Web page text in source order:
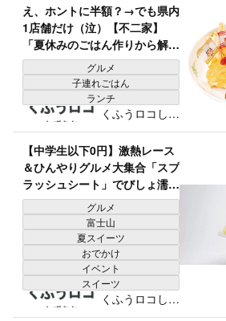
え、ホントに半額？→でも県内
1店舗だけ（泣）【不二家】
「夏休みのごはん作りから解
放」「何度も通い詰める」全7
品が爆安
グルメ
子連れごはん
ランチ
くふうロコしず
おか編集部
【中学生以下0円】激熱レース
＆ひんやりグルメ大集合「スプ
ラッシュシート」でびしょ濡
れ！？真夏のレース観戦で大は
しゃぎ♪
グルメ
富士山
夏スイーツ
おでかけ
イベント
スイーツ
くふうロコしず
おか編集部